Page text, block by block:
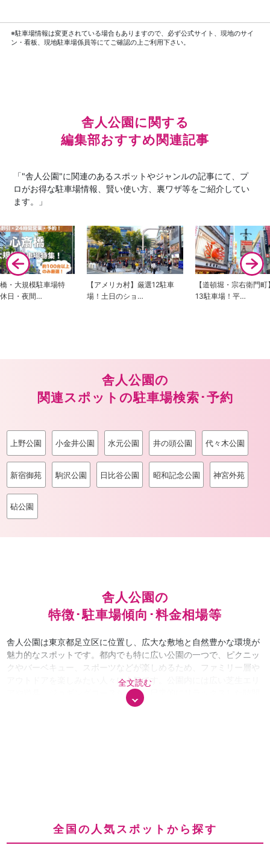
※駐車場情報は変更されている場合もありますので、必ず公式サイト、現地のサイ
ン・看板、現地駐車場係員等にてご確認の上ご利用下さい。
舎人公園に関する
編集部おすすめ関連記事
「"舎人公園"に関連のあるスポットやジャンルの記事にて、プ
ロがお得な駐車場情報、賢い使い方、裏ワザ等をご紹介してい
ます。」
・大規模駐車場特
日・夜間…
【アメリカ村】厳選12駐車
場！土日のショ…
【道頓堀・宗右衛門
13駐車場！平…
舎人公園の
関連スポットの駐車場検索･予約
上野公園 小金井公園 水元公園 井の頭公園 代々木公園
新宿御苑 駒沢公園 日比谷公園 昭和記念公園 神宮外苑
砧公園
舎人公園の
特徴･駐車場傾向･料金相場等
全文読む
舎人公園は東京都足立区に位置し、広大な敷地と自然豊かな環境が
魅力的なスポットです。都内でも特に広い公園の一つで、ピクニッ
クやバーベキュー、スポーツなどが楽しめるため、ファミリー層や
アウトドアを楽しみたい人々に人気です。公園内には広い芝生エリ
アや遊具、ジョギングコースがあり、日常的にリラックスした時間
を過ごすのにぴったりな場所です。また、周辺にはショッピングモ
されており、来場者の利便性を確保しています。公園の公式駐車場
は広く、駐車場内の設備も整っていますが、特に週末や祝日などの
全国の人気スポットから探す